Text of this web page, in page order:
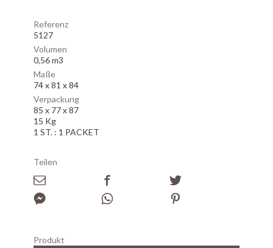
Referenz
5127
Volumen
0,56 m3
Maße
74 x 81 x 84
Verpackung
85 x 77 x 87
15 Kg
1 ST. : 1 PACKET
Teilen
Produkt